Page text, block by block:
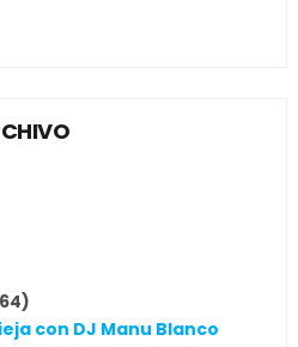
con DJ Manu Blanco